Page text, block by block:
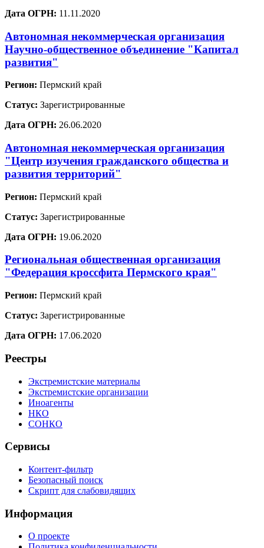
Дата ОГРН: 11.11.2020
Автономная некоммерческая организация
Научно-общественное объединение "Капитал
развития"
Регион: Пермский край
Статус: Зарегистрированные
Дата ОГРН: 26.06.2020
Автономная некоммерческая организация
"Центр изучения гражданского общества и
развития территорий"
Регион: Пермский край
Статус: Зарегистрированные
Дата ОГРН: 19.06.2020
Региональная общественная организация
"Федерация кроссфита Пермского края"
Регион: Пермский край
Статус: Зарегистрированные
Дата ОГРН: 17.06.2020
Реестры
Экстремистские материалы
Экстремистские организации
Иноагенты
НКО
СОНКО
Сервисы
Контент-фильтр
Безопасный поиск
Скрипт для слабовидящих
Информация
О проекте